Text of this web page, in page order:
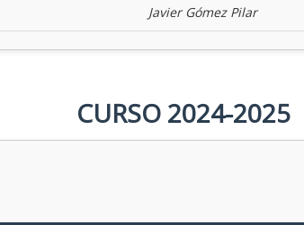
Javier Gómez Pilar
CURSO 2024-2025